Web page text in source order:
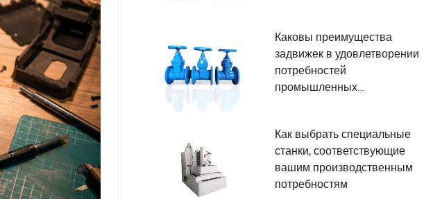
производстве?
Каковы преимущества
задвижек в удовлетворении
потребностей
промышленных
Как выбрать специальные
станки, соответствующие
вашим производственным
потребностям